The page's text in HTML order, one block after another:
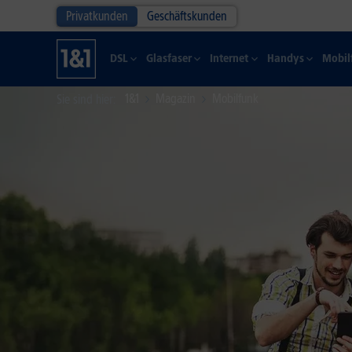
Privatkunden Geschäftskunden
DSL Glasfaser Internet Handys